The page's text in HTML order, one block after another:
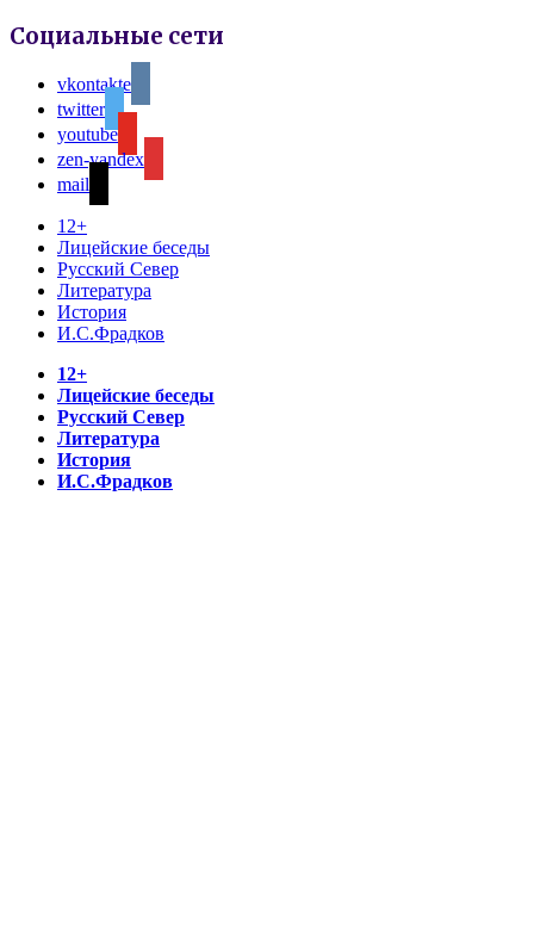
Социальные сети
vkontakte
twitter
youtube
zen-yandex
mail
12+
Лицейские беседы
Русский Север
Литература
История
И.С.Фрадков
12+
Лицейские беседы
Русский Север
Литература
История
И.С.Фрадков